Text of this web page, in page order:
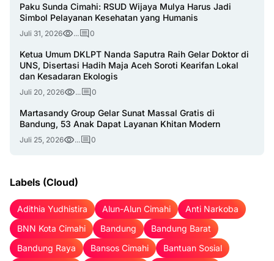
Paku Sunda Cimahi: RSUD Wijaya Mulya Harus Jadi
Simbol Pelayanan Kesehatan yang Humanis
Juli 31, 2026 ... 0
Ketua Umum DKLPT Nanda Saputra Raih Gelar Doktor di
UNS, Disertasi Hadih Maja Aceh Soroti Kearifan Lokal
dan Kesadaran Ekologis
Juli 20, 2026 ... 0
Martasandy Group Gelar Sunat Massal Gratis di
Bandung, 53 Anak Dapat Layanan Khitan Modern
Juli 25, 2026 ... 0
Labels (Cloud)
Adithia Yudhistira Alun-Alun Cimahi
Anti Narkoba
BNN Kota Cimahi
Bandung
Bandung Barat
Bandung Raya
Bansos Cimahi
Bantuan Sosial